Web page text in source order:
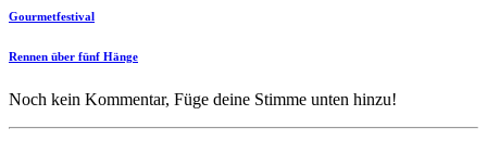
Gourmetfestival
Rennen über fünf Hänge
Noch kein Kommentar, Füge deine Stimme unten hinzu!